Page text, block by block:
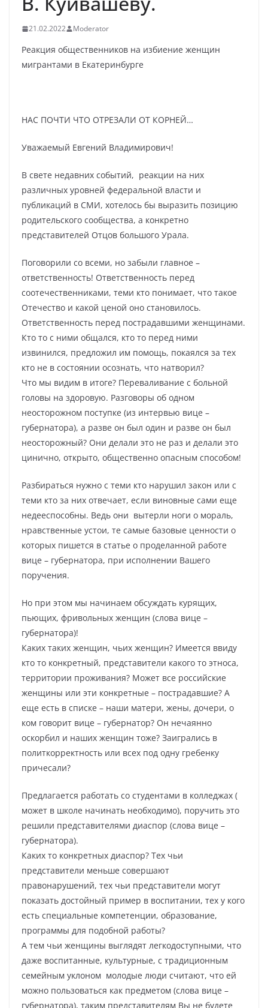
21.02.2022 Moderator
Реакция общественников на избиение женщин
мигрантами в Екатеринбурге
НАС ПОЧТИ ЧТО ОТРЕЗАЛИ ОТ КОРНЕЙ…
Уважаемый Евгений Владимирович!
В свете недавних событий, реакции на них
различных уровней федеральной власти и
публикаций в СМИ, хотелось бы выразить позицию
родительского сообщества, а конкретно
представителей Отцов большого Урала.
Поговорили со всеми, но забыли главное –
ответственность! Ответственность перед
соотечественниками, теми кто понимает, что такое
Отечество и какой ценой оно становилось.
Ответственность перед пострадавшими женщинами.
Кто то с ними общался, кто то перед ними
извинился, предложил им помощь, покаялся за тех
кто не в состоянии осознать, что натворил?
Что мы видим в итоге? Переваливание с больной
головы на здоровую. Разговоры об одном
неосторожном поступке (из интервью вице –
губернатора), а разве он был один и разве он был
неосторожный? Они делали это не раз и делали это
цинично, открыто, общественно опасным способом!
Разбираться нужно с теми кто нарушил закон или с
теми кто за них отвечает, если виновные сами еще
недееспособны. Ведь они вытерли ноги о мораль,
нравственные устои, те самые базовые ценности о
которых пишется в статье о проделанной работе
вице – губернатора, при исполнении Вашего
поручения.
Но при этом мы начинаем обсуждать курящих,
пьющих, фривольных женщин (слова вице –
губернатора)!
Каких таких женщин, чьих женщин? Имеется ввиду
кто то конкретный, представители какого то этноса,
территории проживания? Может все российские
женщины или эти конкретные – пострадавшие? А
еще есть в списке – наши матери, жены, дочери, о
ком говорит вице – губернатор? Он нечаянно
оскорбил и наших женщин тоже? Заигрались в
политкорректность или всех под одну гребенку
причесали?
Предлагается работать со студентами в колледжах (
может в школе начинать необходимо), поручить это
решили представителями диаспор (слова вице –
губернатора).
Каких то конкретных диаспор? Тех чьи
представители меньше совершают
правонарушений, тех чьи представители могут
показать достойный пример в воспитании, тех у кого
есть специальные компетенции, образование,
программы для подобной работы?
А тем чьи женщины выглядят легкодоступными, что
даже воспитанные, культурные, с традиционным
семейным уклоном молодые люди считают, что ей
можно пользоваться как предметом (слова вице –
губернатора), таким представителям Вы не будете